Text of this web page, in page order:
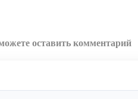
оставить комментарий